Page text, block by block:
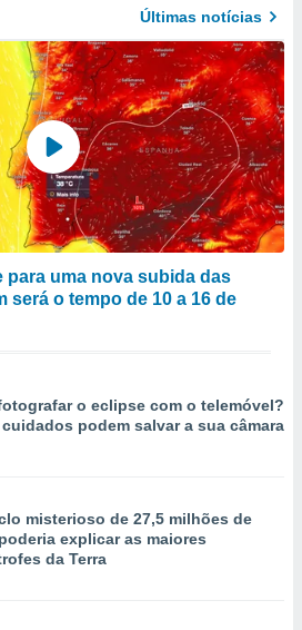
Últimas notícias
para uma nova subida das
será o tempo de 10 a 16 de
o eclipse com o telemóvel?
cuidados podem salvar a sua câmara
misterioso de 27,5 milhões de
explicar as maiores
da Terra